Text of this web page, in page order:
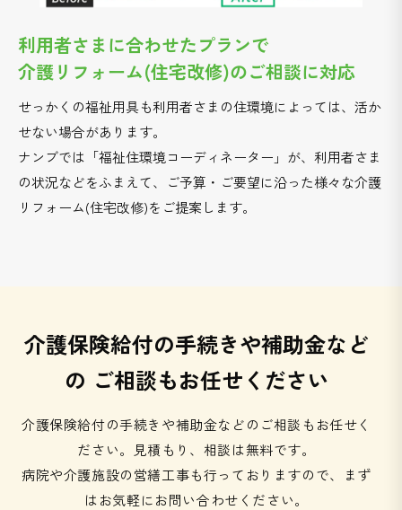
利用者さまに合わせたプランで
介護リフォーム(住宅改修)のご相談に対応
せっかくの福祉用具も利用者さまの住環境によっては、活か
せない場合があります。
ナンブでは「福祉住環境コーディネーター」が、利用者さま
の状況などをふまえて、ご予算・ご要望に沿った様々な介護
リフォーム(住宅改修)をご提案します。
介護保険給付の手続きや補助金など
の ご相談もお任せください
介護保険給付の手続きや補助金などのご相談もお任せく
ださい。見積もり、相談は無料です。
病院や介護施設の営繕工事も行っておりますので、まず
はお気軽にお問い合わせください。